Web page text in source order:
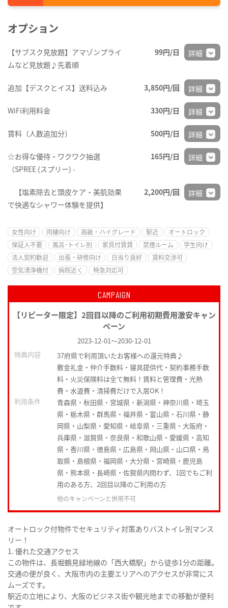
オプション
【サブスク見放題】アマゾンプライ
ムなど見放題♪先着順
99円/日 詳細
追加【デスクとイス】送料込み 3,850円/回 詳細
WiFi利用料金 330円/日 詳細
賃料（人数追加分） 500円/日 詳細
☆お得な優待・ワクワク抽選
（SPREE (スプリー) -
165円/日 詳細
【塩素除去と頭皮ケア・美肌効果
で快適なシャワー体験を提供】
2,200円/回 詳細
女性向け 同棲向け 高級・ハイグレード 駅近
オートロック
保証人不要
風呂･トイレ別 家具付賃貸 禁煙ルーム
学生向け
法人契約歓迎
出張・研修向け 日当り良好
賃料交渉可
空気清浄機付
病院近く 特急対応可
CAMPAIGN
【リピーター限定】2回目以降のご利用初期費用激安キャン
ペーン
2023-12-01～2030-12-01
特典内容
37府県で利用頂いたお客様への還元特典♪
敷金礼金・仲介手数料・寝具提供代・契約事務手数
料・火災保険料は全て無料！賃料と管理費・光熱
費・水道費・清掃費だけで入居OK！
利用条件
青森県・秋田県・宮城県・新潟県・神奈川県・埼玉
県・栃木県・群馬県・福井県・富山県・石川県・静
岡県・山梨県・愛知県・岐阜県・三重県・大阪府・
兵庫県・滋賀県・奈良県・和歌山県・愛媛県・高知
県・香川県・徳島県・広島県・岡山県・山口県・鳥
取県・島根県・福岡県・大分県・宮崎県・鹿児島
県・熊本県・長崎県・佐賀県内問わず、1回でもご利
用のある方、2回目以降のご利用の方
他のキャンペーンと併用不可
オートロック付物件でセキュリティ対策ありバストイレ別マンス
リー！
1. 優れた交通アクセス
この物件は、長堀鶴見緑地線の「西大橋駅」から徒歩1分の距離。
交通の便が良く、大阪市内の主要エリアへのアクセスが非常にス
ムーズです。
駅近の立地により、大阪のビジネス街や観光地までの移動が便利